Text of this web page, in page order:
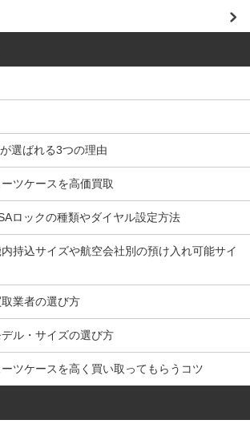
選ばれる3つの理由
ツケースを高価買取
ロックの種類やダイヤル設定方法
持込サイズや航空会社別の預け入れ可能サイ
業者の選び方
ル・サイズの選び方
ツケースを高く買い取ってもらうコツ